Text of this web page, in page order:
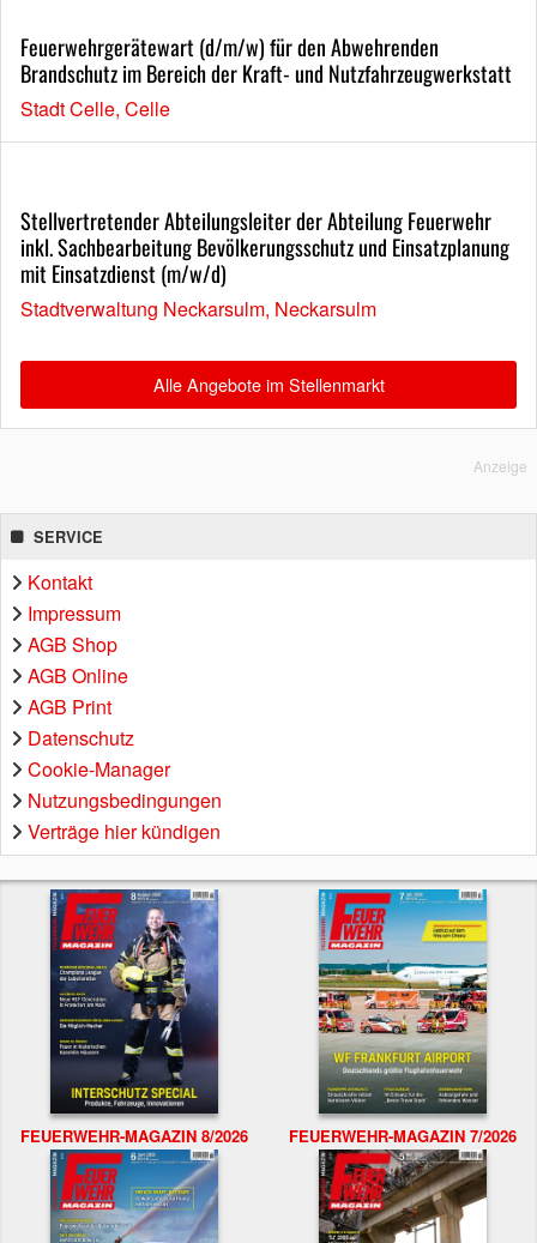
Feuerwehrgerätewart (d/m/w) für den Abwehrenden
Brandschutz im Bereich der Kraft- und Nutzfahrzeugwerkstatt
Stadt Celle, Celle
Stellvertretender Abteilungsleiter der Abteilung Feuerwehr
inkl. Sachbearbeitung Bevölkerungsschutz und Einsatzplanung
mit Einsatzdienst (m/w/d)
Stadtverwaltung Neckarsulm, Neckarsulm
Alle Angebote im Stellenmarkt
Anzeige
SERVICE
Kontakt
Impressum
AGB Shop
AGB Online
AGB Print
Datenschutz
Cookie-Manager
Nutzungsbedingungen
Verträge hier kündigen
FEUERWEHR-MAGAZIN 8/2026 FEUERWEHR-MAGAZIN 7/2026